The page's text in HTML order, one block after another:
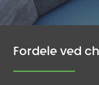
Fordele ved